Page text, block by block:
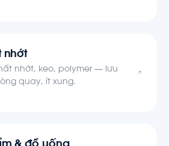
nhớt
nhớt, keo, polymer — lưu
quay, ít xung.